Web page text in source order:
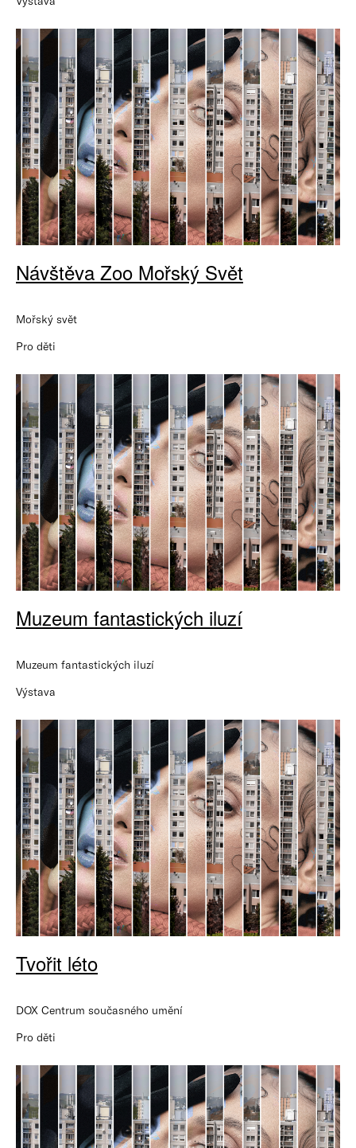
Návštěva Zoo Mořský Svět
Mořský svět
Pro děti
Muzeum fantastických iluzí
Muzeum fantastických iluzí
Výstava
Tvořit léto
DOX Centrum současného umění
Pro děti